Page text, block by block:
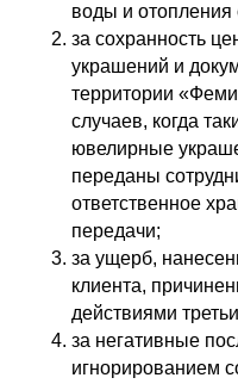
воды и отопления
за сохранность
украшений и
территории
случаев, когда
ювелирные
переданы
ответственное
передачи;
за ущерб,
клиента,
действиями
за негативные
игнорированием